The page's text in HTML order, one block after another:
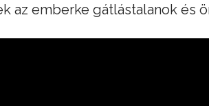
az emberke gátlástalanok és